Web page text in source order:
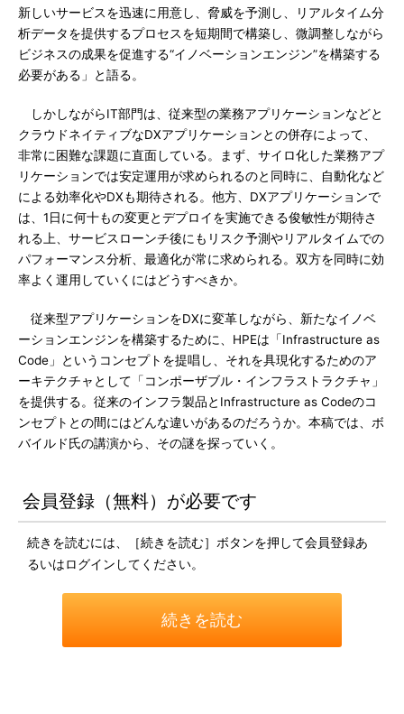
新しいサービスを迅速に用意し、脅威を予測し、リアルタイム分
析データを提供するプロセスを短期間で構築し、微調整しながら
ビジネスの成果を促進する“イノベーションエンジン”を構築する
必要がある」と語る。
しかしながらIT部門は、従来型の業務アプリケーションなどと
クラウドネイティブなDXアプリケーションとの併存によって、
非常に困難な課題に直面している。まず、サイロ化した業務アプ
リケーションでは安定運用が求められるのと同時に、自動化など
による効率化やDXも期待される。他方、DXアプリケーションで
は、1日に何十もの変更とデプロイを実施できる俊敏性が期待さ
れる上、サービスローンチ後にもリスク予測やリアルタイムでの
パフォーマンス分析、最適化が常に求められる。双方を同時に効
率よく運用していくにはどうすべきか。
従来型アプリケーションをDXに変革しながら、新たなイノベ
ーションエンジンを構築するために、HPEは「Infrastructure as
Code」というコンセプトを提唱し、それを具現化するためのア
ーキテクチャとして「コンポーザブル・インフラストラクチャ」
を提供する。従来のインフラ製品とInfrastructure as Codeのコ
ンセプトとの間にはどんな違いがあるのだろうか。本稿では、ボ
バイルド氏の講演から、その謎を探っていく。
会員登録（無料）が必要です
続きを読むには、［続きを読む］ボタンを押して会員登録あ
るいはログインしてください。
続きを読む